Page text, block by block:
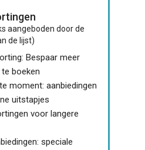
aangeboden door de
de lijst)
Bespaar meer
boeken
moment: aanbiedingen
uitstapjes
voor langere
speciale